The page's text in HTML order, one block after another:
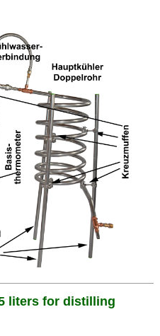
liters for distilling